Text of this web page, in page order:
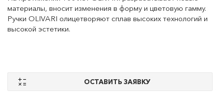
материалы, вносит изменения в форму и цветовую гамму.
Ручки OLIVARI олицетворяют сплав высоких технологий и
высокой эстетики.
ОСТАВИТЬ ЗАЯВКУ